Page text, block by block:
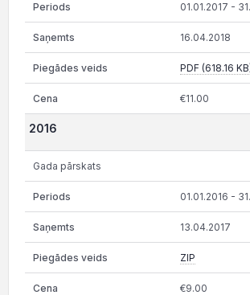
01.01.2017 -
16.04.2018
PDF (618.16
€11.00
2016
Gada pārskats
01.01.2016 -
13.04.2017
ZIP
€9.00